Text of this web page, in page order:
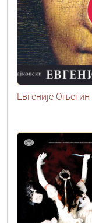
Евгеније Оњегин